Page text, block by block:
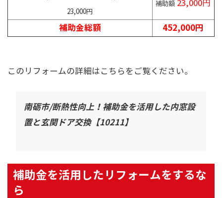
23,000円
補助額 23,000円
補助金総額 452,000円
このリフォームの詳細はこちらをご覧ください。
南砺市/断熱性向上！補助金を活用した内窓設
置と玄関ドア交換【10211】
補助金を活用したリフォームをするな
ら